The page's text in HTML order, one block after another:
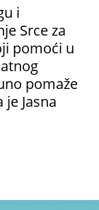
i
Srce za
pomoći u
pomaže
Jasna